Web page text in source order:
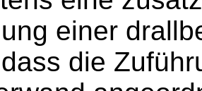
einer
die